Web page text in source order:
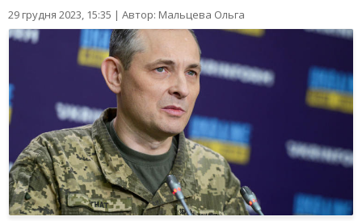
29 грудня 2023, 15:35 | Автор: Мальцева Ольга